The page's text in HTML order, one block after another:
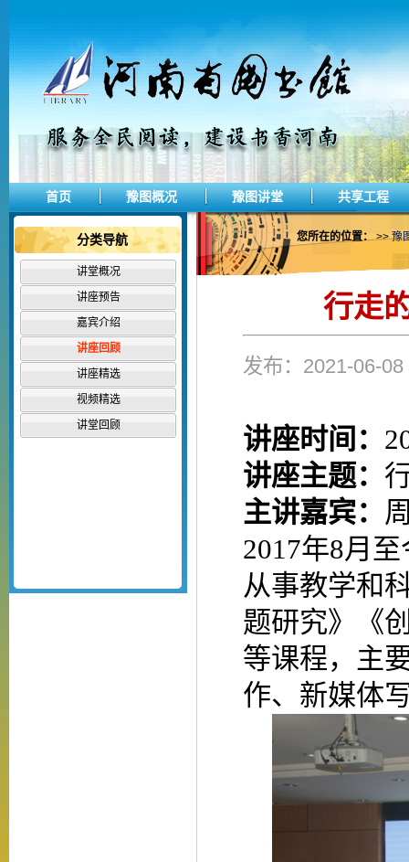
首页 豫图概况 豫图讲堂 共享工程
分类导航
讲堂概况
讲座预告
嘉宾介绍
讲座回顾
讲座精选
视频精选
讲堂回顾
您所在的位置：>>豫
行走
发布：2021-06-
讲座时间：
讲座主题：
主讲嘉宾：
2017年8月
从事教学和
题研究》《
等课程，主
作、新媒体